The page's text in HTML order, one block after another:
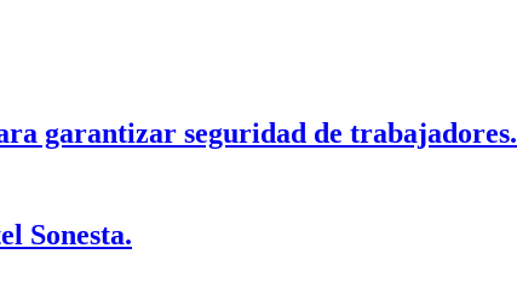
garantizar seguridad de trabajadores.
Sonesta.